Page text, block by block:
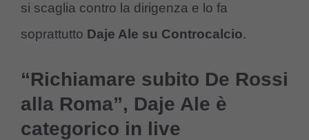
si scaglia contro la dirigenza e lo fa
soprattutto Daje Ale su Controcalcio.
“Richiamare subito De Rossi
alla Roma”, Daje Ale è
categorico in live